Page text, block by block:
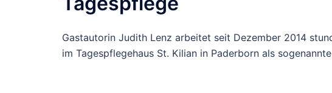
Gastautorin Judith Lenz arbeitet seit Dezember 2014
im Tagespflegehaus St. Kilian in Paderborn als